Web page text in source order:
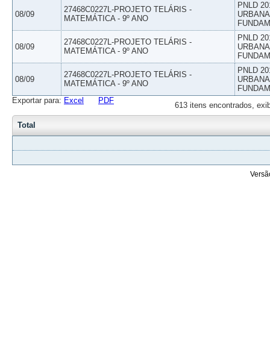
08/09
27468C0227L-PROJETO TELÁRIS -
MATEMÁTICA - 9º ANO
PNLD
08/09
27468C0227L-PROJETO TELÁRIS -
MATEMÁTICA - 9º ANO
PNLD
08/09
27468C0227L-PROJETO TELÁRIS -
MATEMÁTICA - 9º ANO
PNLD
613 itens encontrados,
Exportar para: Excel PDF
Total